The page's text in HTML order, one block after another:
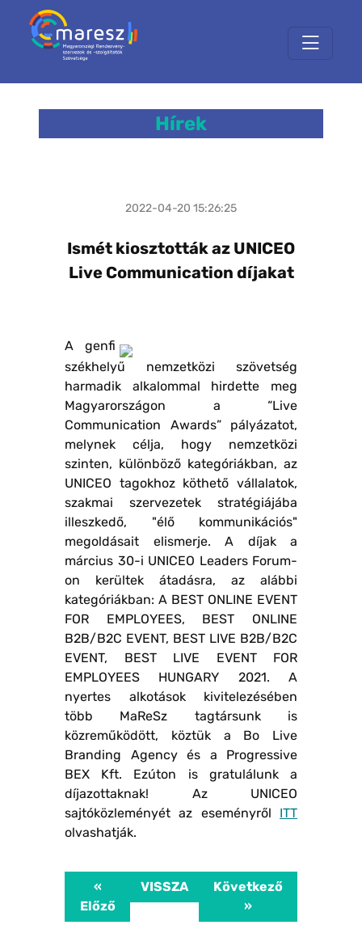
Hírek
2022-04-20 15:26:25
Ismét kiosztották az UNICEO
Live Communication díjakat
A genfi
székhelyű nemzetközi szövetség
harmadik alkalommal hirdette meg
Magyarországon a “Live
Communication Awards” pályázatot,
melynek célja, hogy nemzetközi
szinten, különböző kategóriákban, az
UNICEO tagokhoz köthető vállalatok,
szakmai szervezetek stratégiájába
illeszkedő, "élő kommunikációs"
megoldásait elismerje. A díjak a
március 30-i UNICEO Leaders Forum-
on kerültek átadásra, az alábbi
kategóriákban: A BEST ONLINE EVENT
FOR EMPLOYEES, BEST ONLINE
B2B/B2C EVENT, BEST LIVE B2B/B2C
EVENT, BEST LIVE EVENT FOR
EMPLOYEES HUNGARY 2021. A
nyertes alkotások kivitelezésében
több MaReSz tagtársunk is
közreműködött, köztük a Bo Live
Branding Agency és a Progressive
BEX Kft. Ezúton is gratulálunk a
díjazottaknak! Az UNICEO
sajtóközleményét az eseményről ITT
olvashatják.
«
Előző
VISSZA
Következő
»